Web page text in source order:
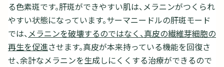
る色素斑です。肝斑ができやすい肌は、メラニンがつくられ
やすい状態になっています。サーマニードルの肝斑モード
では、メラニンを破壊するのではなく、真皮の繊維芽細胞の
再生を促進させます。真皮が本来持っている機能を回復さ
せ、余計なメラニンを生成しにくくする治療ができるので